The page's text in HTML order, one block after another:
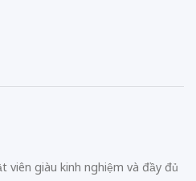
viên giàu kinh nghiệm và đầy đủ